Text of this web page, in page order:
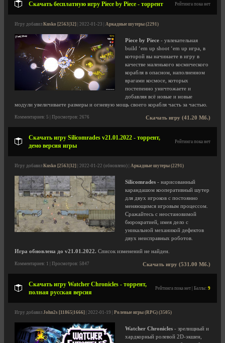
Скачать бесплатную игру Piece by Piece - торрент Рейтинга пока нет
Игру добавил Kusko [2563|32] | 2022-01-23 | Аркадные шутеры (2291)
Piece by Piece - увлекательная
build ‘em up shoot ‘em up игра, в
которой вы начинаете в игру в
качестве маленького космического
корабля в опасном, наполненном
врагами космосе, которых
постепенно уничтожаете и
добавляя всё новые и новые
модули увеличиваете размеры и огневую мощь своего корабля часть за частью.
Скачать игру (41.20 Мб.)
Комментариев: 5 | Просмотров: 2676
Скачать игру Silicomrades v21.01.2022 - торрент,
демо версия игры
Рейтинга пока нет
Игру добавил Kusko [2563|32] | 2022-01-22 (обновлено) | Аркадные шутеры (2291)
Silicomrades - нарисованный
карандашом кооперативный шутер
для двух игроков с постоянно
меняющимся игровым процессом.
Сражайтесь с неостановимой
бюрократией, имея дело с
уникальной механикой дефектов
двух неисправных роботов.
Игра обновлена до v21.01.2022. Список изменений не найден.
Скачать игру (531.00 Мб.)
Комментариев: 1 | Просмотров: 5847
Скачать игру Watcher Chronicles - торрент,
полная русская версия
Рейтинга пока нет | Баллы: 9
Игру добавил John2s [11865|1666] | 2022-01-19 | Ролевые игры (RPG) (3505)
Watcher Chronicles - зрелищный и
хардкорный ролевой 2D-экшен,